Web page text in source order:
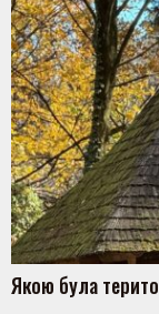
Якою була